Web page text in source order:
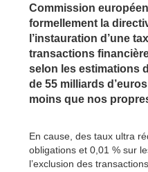
Commission
formellement la
l’instauration d’une
transactions
selon les estimations
de 55 milliards
moins que nos
En cause, des taux ultra
obligations et 0,01 % sur
l’exclusion des